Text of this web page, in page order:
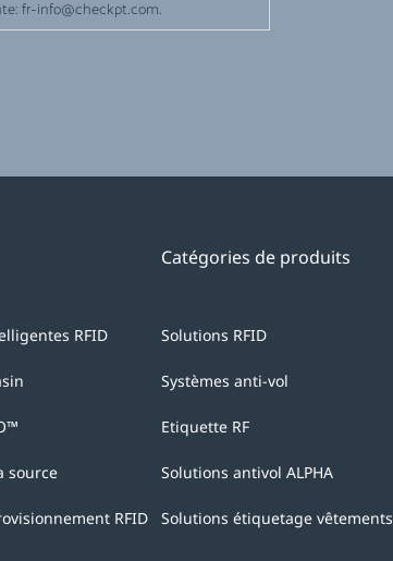
fr-info@checkpt.com.
RFID
source
RFID
Catégories de produits
Solutions RFID
Systèmes anti-vol
Etiquette RF
Solutions antivol ALPHA
Solutions étiquetage vêtements